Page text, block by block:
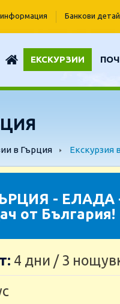
Банкови
ЕКСКУРЗИИ
в Гърция Екскурзия
- ЕЛАДА
от България!
4 дни / 3